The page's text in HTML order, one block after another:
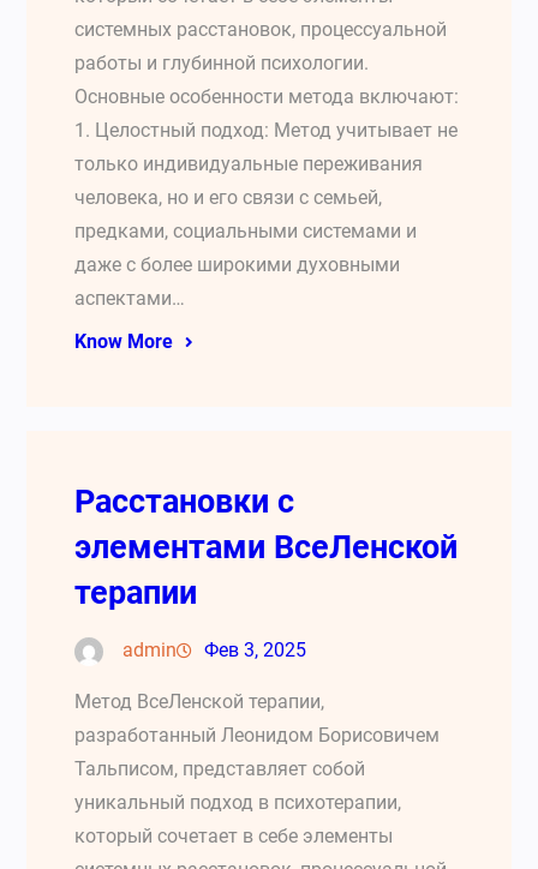
системных расстановок, процессуальной
работы и глубинной психологии.
Основные особенности метода включают:
1. Целостный подход: Метод учитывает не
только индивидуальные переживания
человека, но и его связи с семьей,
предками, социальными системами и
даже с более широкими духовными
аспектами…
Know More
Расстановки с
элементами ВсеЛенской
терапии
admin Фев 3, 2025
Метод ВсеЛенской терапии,
разработанный Леонидом Борисовичем
Тальписом, представляет собой
уникальный подход в психотерапии,
который сочетает в себе элементы